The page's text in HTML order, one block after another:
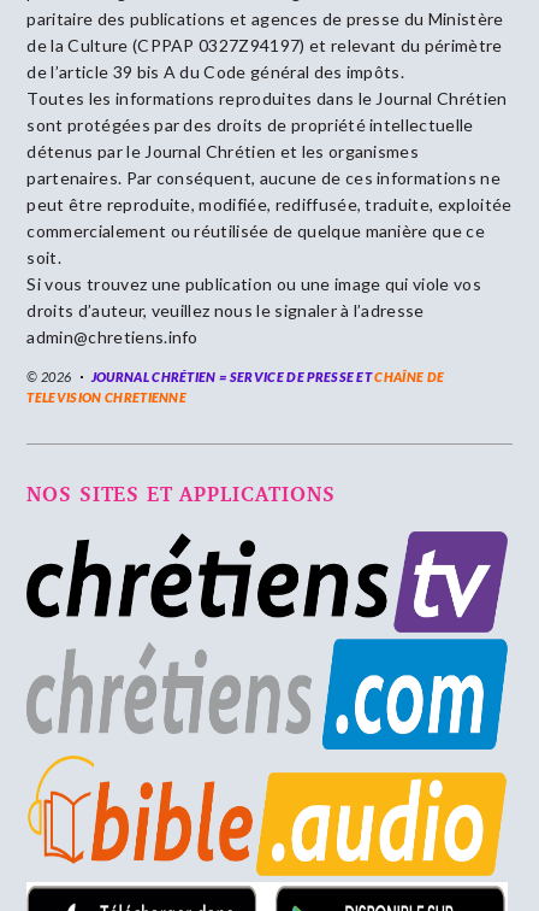
paritaire des publications et agences de presse du Ministère
de la Culture (CPPAP 0327Z94197) et relevant du périmètre
de l’article 39 bis A du Code général des impôts.
Toutes les informations reproduites dans le Journal Chrétien
sont protégées par des droits de propriété intellectuelle
détenus par le Journal Chrétien et les organismes
partenaires. Par conséquent, aucune de ces informations ne
peut être reproduite, modifiée, rediffusée, traduite, exploitée
commercialement ou réutilisée de quelque manière que ce
soit.
Si vous trouvez une publication ou une image qui viole vos
droits d’auteur, veuillez nous le signaler à l’adresse
admin@chretiens.info
© 2026 JOURNAL CHRÉTIEN = SERVICE DE PRESSE ETCHAÎNE DE
TELEVISION CHRETIENNE
NOS SITES ET APPLICATIONS